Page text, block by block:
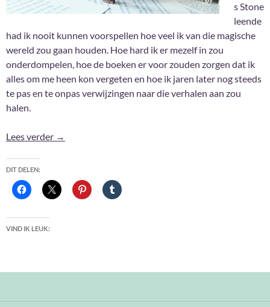
s Stone
leende
had ik nooit kunnen voorspellen hoe veel ik van die magische
wereld zou gaan houden. Hoe hard ik er mezelf in zou
onderdompelen, hoe de boeken er voor zouden zorgen dat ik
alles om me heen kon vergeten en hoe ik jaren later nog steeds
te pas en te onpas verwijzingen naar die verhalen aan zou
halen.
Lees verder Van Lumos naar Nox
→
DIT DELEN:
VIND IK LEUK: